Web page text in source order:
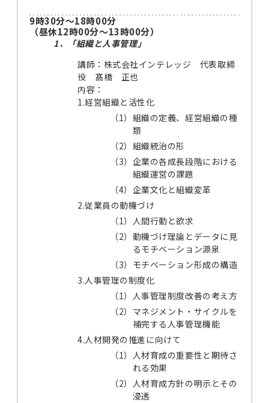
9時30分～18時00分
（昼休12時00分～13時00分）
1．「組織と人事管理」
講師：株式会社インテレッジ 代表取締
役 髙橋 正也
内容：
1.経営組織と活性化
（1） 組織の定義、経営組織の種
類
（2） 組織統治の形
（3） 企業の各成長段階における
組織運営の課題
（4） 企業文化と組織変革
2.従業員の動機づけ
（1） 人間行動と欲求
（2） 動機づけ理論とデータに見
るモチベーション源泉
（3） モチベーション形成の構造
3.人事管理の制度化
（1） 人事管理制度改善の考え方
（2） マネジメント・サイクルを
補完する人事管理機能
4.人材開発の推進に向けて
（1） 人材育成の重要性と期待さ
れる効果
（2） 人材育成方針の明示とその
浸透